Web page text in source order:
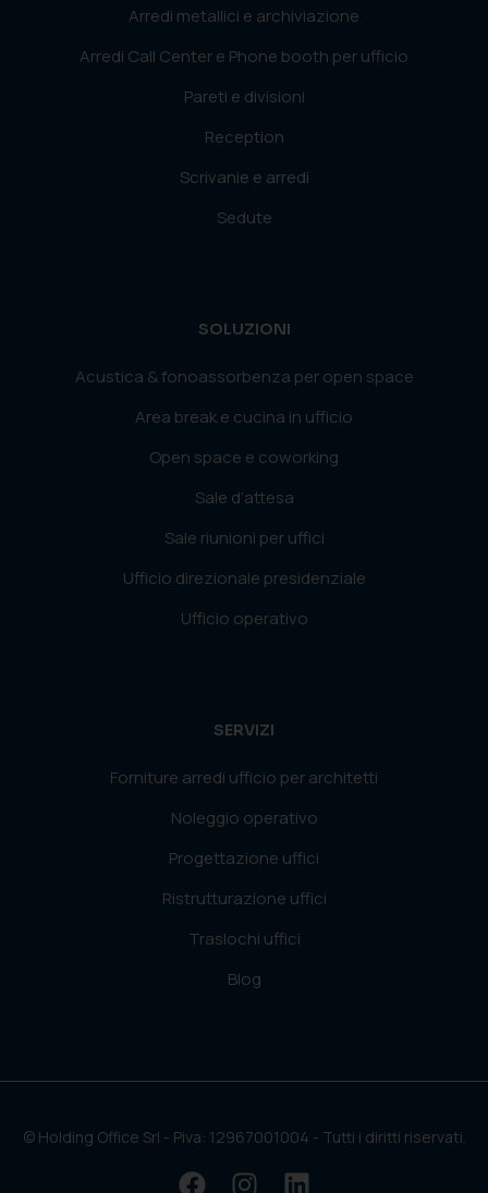
Arredi metallici e archiviazione
Arredi Call Center e Phone booth per ufficio
Pareti e divisioni
Reception
Scrivanie e arredi
Sedute
SOLUZIONI
Acustica & fonoassorbenza per open space
Area break e cucina in ufficio
Open space e coworking
Sale d’attesa
Sale riunioni per uffici
Ufficio direzionale presidenziale
Ufficio operativo
SERVIZI
Forniture arredi ufficio per architetti
Noleggio operativo
Progettazione uffici
Ristrutturazione uffici
Traslochi uffici
Blog
© Holding Office Srl - Piva: 12967001004 - Tutti i diritti riservati.